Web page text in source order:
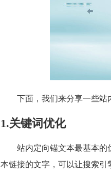
下面，我们来分享一些站
1.关键词优化
站内定向锚文本最基本的
本链接的文字，可以让搜索